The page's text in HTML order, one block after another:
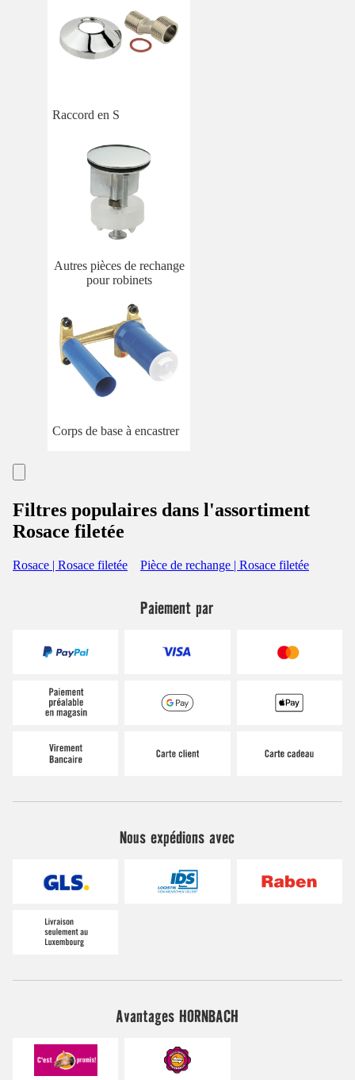
Raccord en S
Autres pièces de rechange
pour robinets
Corps de base à encastrer
Filtres populaires dans l'assortiment
Rosace filetée
Rosace | Rosace filetée Pièce de rechange | Rosace filetée
Paiement par
Nous expédions avec
Avantages HORNBACH